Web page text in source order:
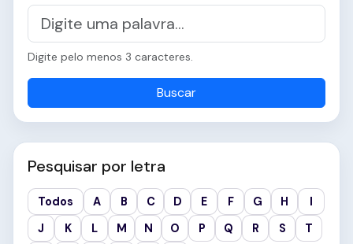
Digite pelo menos 3 caracteres.
Buscar
Pesquisar por letra
Todos A B C D E F G H
I
J
K L M N O P Q R S
T